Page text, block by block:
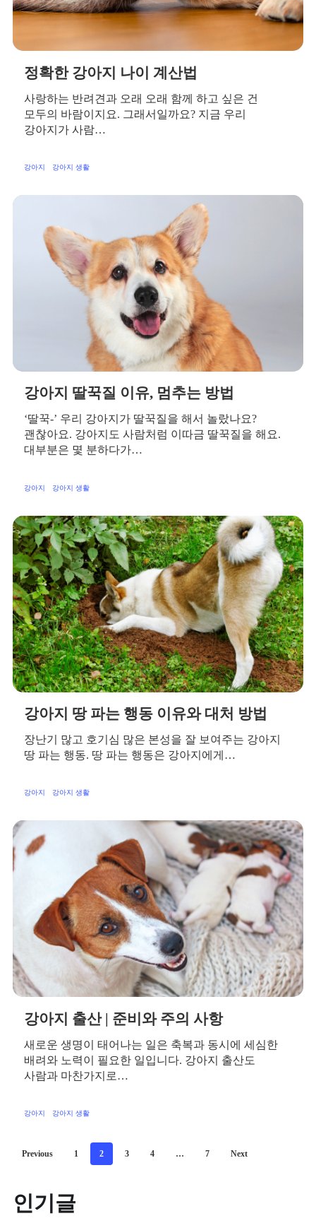
강아지 강아지 생활
정확한 강아지 나이 계산법
사랑하는 반려견과 오래 오래 함께 하고 싶은 건
모두의 바람이지요. 그래서일까요? 지금 우리
강아지가 사람…
강아지 강아지 생활
강아지 딸꾹질 이유, 멈추는 방법
‘딸꾹-’ 우리 강아지가 딸꾹질을 해서 놀랐나요?
괜찮아요. 강아지도 사람처럼 이따금 딸꾹질을 해요.
대부분은 몇 분하다가…
강아지 강아지 생활
강아지 땅 파는 행동 이유와 대처 방법
장난기 많고 호기심 많은 본성을 잘 보여주는 강아지
땅 파는 행동. 땅 파는 행동은 강아지에게…
강아지 강아지 생활
강아지 출산 | 준비와 주의 사항
새로운 생명이 태어나는 일은 축복과 동시에 세심한
배려와 노력이 필요한 일입니다. 강아지 출산도
사람과 마찬가지로…
Previous 1 2 3 4 … 7 Next
인기글